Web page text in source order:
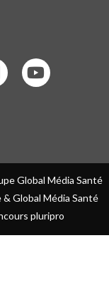
Global Média Santé
Global Média Santé
pluripro